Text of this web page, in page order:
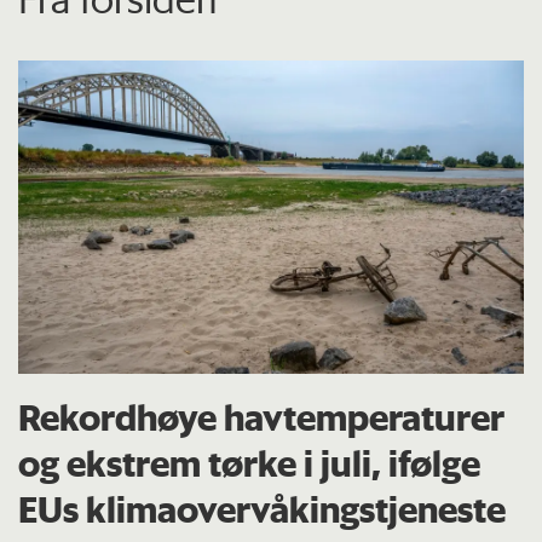
Rekordhøye havtemperaturer
og ekstrem tørke i juli, ifølge
EUs klima­overvåkings­tjeneste